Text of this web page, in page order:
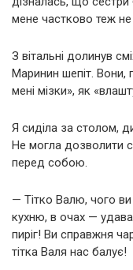
мене частково теж не
З вітальні долинув
Маринин шепіт. Вони,
мені мізки», як
Я сиділа за столом,
Не могла дозволити
перед собою.
— Тітко Валю, чого
кухню, в очах —
пиріг! Ви справжня
тітка Валя нас балує!